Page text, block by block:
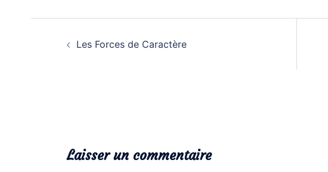
d’articleLes Forces de Caractère
Laisser un commentaire